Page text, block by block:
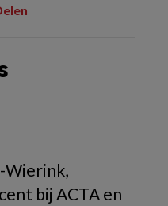
Wierink,
bij ACTA en